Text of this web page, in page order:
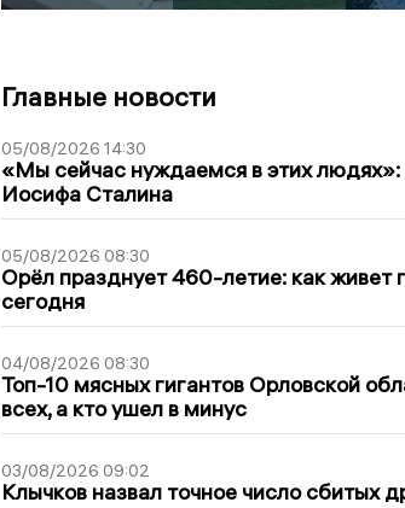
Главные новости
05/08/2026 14:30
«Мы сейчас нуждаемся в этих
Иосифа Сталина
05/08/2026 08:30
Орёл празднует 460-летие: как живет
сегодня
04/08/2026 08:30
Топ-10 мясных гигантов Орловской
всех, а кто ушел в минус
03/08/2026 09:02
Клычков назвал точное число сбитых